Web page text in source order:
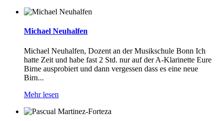
Michael Neuhalfen
Michael Neuhalfen, Dozent an der Musikschule Bonn Ich
hatte Zeit und habe fast 2 Std. nur auf der A-Klarinette Eure
Birne ausprobiert und dann vergessen dass es eine neue
Birn...
Mehr lesen